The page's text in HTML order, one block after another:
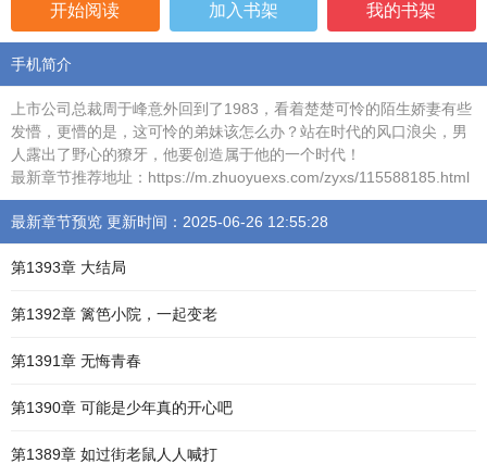
开始阅读 加入书架 我的书架
手机简介
上市公司总裁周于峰意外回到了1983，看着楚楚可怜的陌生娇妻有些
发懵，更懵的是，这可怜的弟妹该怎么办？站在时代的风口浪尖，男
人露出了野心的獠牙，他要创造属于他的一个时代！
最新章节推荐地址：https://m.zhuoyuexs.com/zyxs/115588185.html
最新章节预览 更新时间：2025-06-26 12:55:28
第1393章 大结局
第1392章 篱笆小院，一起变老
第1391章 无悔青春
第1390章 可能是少年真的开心吧
第1389章 如过街老鼠人人喊打